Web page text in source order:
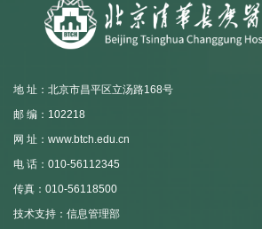
地 址：北京市昌平区立汤路168号
邮 编：102218
网 址：www.btch.edu.cn
电 话：010-56112345
传真：010-56118500
技术支持：信息管理部